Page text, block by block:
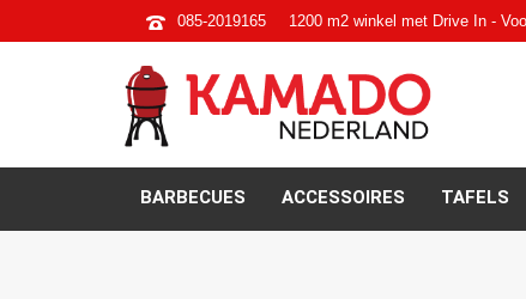
085-2019165 1200 m2 winkel met Drive In -
BARBECUES ACCESSOIRES TAFELS